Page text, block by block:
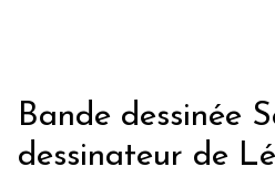
Bande dessinée
dessinateur de